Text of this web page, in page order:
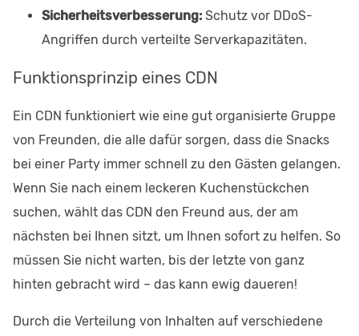
Sicherheitsverbesserung: Schutz vor DDoS-
Angriffen durch verteilte Serverkapazitäten.
Funktionsprinzip eines CDN
Ein CDN funktioniert wie eine gut organisierte Gruppe
von Freunden, die alle dafür sorgen, dass die Snacks
bei einer Party immer schnell zu den Gästen gelangen.
Wenn Sie nach einem leckeren Kuchenstückchen
suchen, wählt das CDN den Freund aus, der am
nächsten bei Ihnen sitzt, um Ihnen sofort zu helfen. So
müssen Sie nicht warten, bis der letzte von ganz
hinten gebracht wird – das kann ewig daueren!
Durch die Verteilung von Inhalten auf verschiedene